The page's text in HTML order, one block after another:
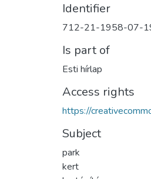
Identifier
712-21-1958-07-
Is part of
Esti hírlap
Access rights
https://
Subject
park
kert